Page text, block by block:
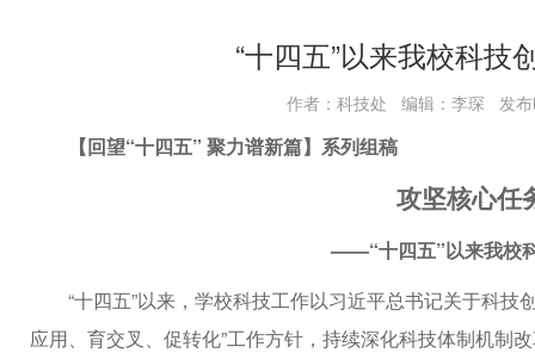
“十四五”以来我校科技
作者：科技处 编辑：李琛 发
【回望“十四五” 聚力谱新篇】系列组稿
攻坚核心任
——“十四五”以来我校
“十四五”以来，学校科技工作以习近平总书记关于科技
应用、育交叉、促转化”工作方针，持续深化科技体制机制